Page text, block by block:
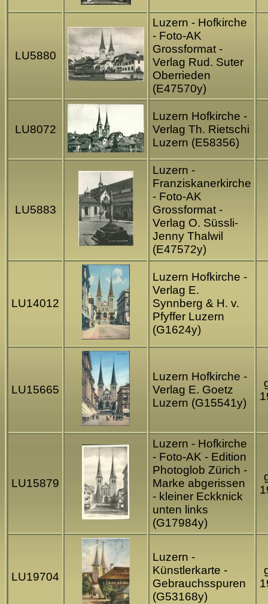
LU5880
Luzern - Hofkirche
- Foto-AK
Grossformat -
Verlag Rud. Suter
Oberrieden
(E47570y)
LU8072
Luzern Hofkirche -
Verlag Th. Rietschi
Luzern (E58356)
LU5883
Luzern -
Franziskanerkirche
- Foto-AK
Grossformat -
Verlag O. Süssli-
Jenny Thalwil
(E47572y)
LU14012
Luzern Hofkirche -
Verlag E.
Synnberg & H. v.
Pfyffer Luzern
(G1624y)
LU15665
Luzern Hofkirche -
Verlag E. Goetz
Luzern (G15541y)
LU15879
Luzern - Hofkirche
- Foto-AK - Edition
Photoglob Zürich -
Marke abgerissen
- kleiner Eckknick
unten links
(G17984y)
LU19704
Luzern -
Künstlerkarte -
Gebrauchsspuren
(G53168y)